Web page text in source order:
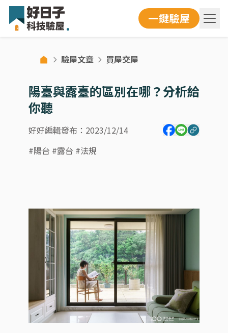
一鍵驗屋
驗屋文章 買屋交屋
陽臺與露臺的區別在哪？分析給
你聽
好好編輯發布： 2023/12/14
#陽台 #露台 #法規